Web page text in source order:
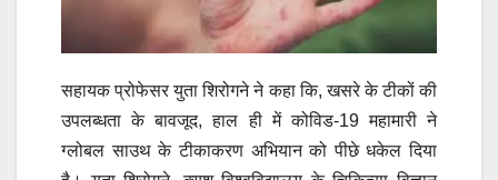
सहायक प्रोफेसर युता शिरोगने ने कहा कि, खसरे के टीकों की
उपलब्धता के बावजूद, हाल ही में कोविड-19 महामारी ने
ग्लोबल साउथ के टीकाकरण अभियान को पीछे धकेल दिया